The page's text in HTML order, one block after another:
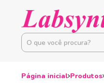
Página inicial Produtos